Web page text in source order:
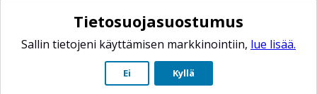
Tietosuojasuostumus
Sallin tietojeni käyttämisen markkinointiin, lue lisää.
Ei Kyllä